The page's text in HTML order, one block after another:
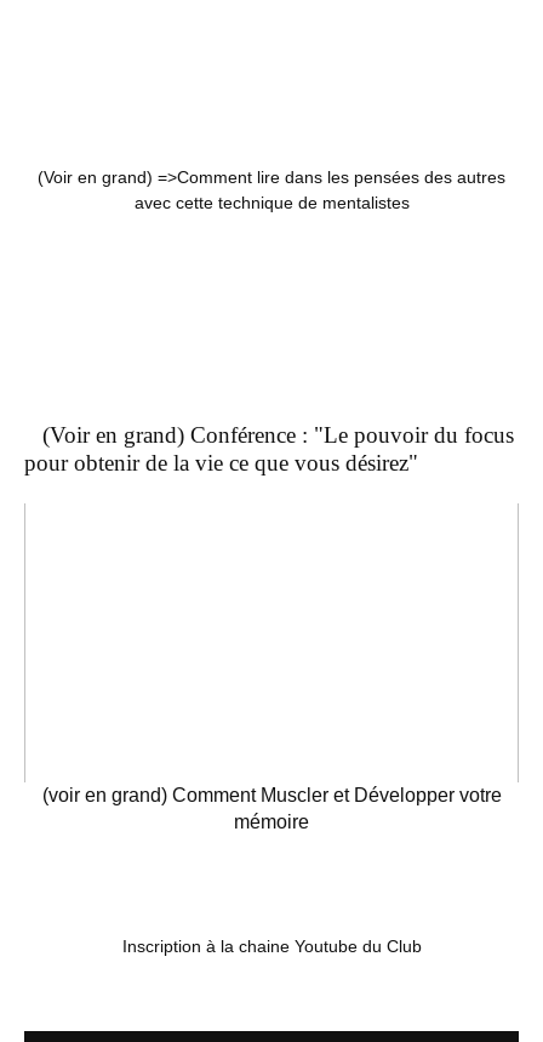
(Voir en grand) =>Comment lire dans les pensées des autres
avec cette technique de mentalistes
(Voir en grand) Conférence : "Le pouvoir du focus
pour obtenir de la vie ce que vous désirez"
(voir en grand) Comment Muscler et Développer votre
mémoire
Inscription à la chaine Youtube du Club